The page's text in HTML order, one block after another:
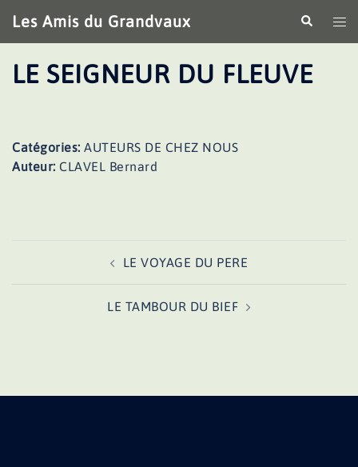
au
contenu
Les Amis du Grandvaux
le
LE SEIGNEUR DU FLEUVE
Catégories: AUTEURS DE CHEZ NOUS
Auteur: CLAVEL Bernard
LE VOYAGE DU PERE
LE TAMBOUR DU BIEF